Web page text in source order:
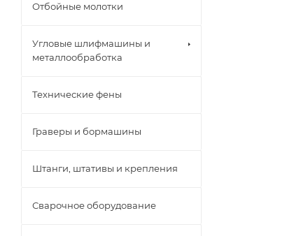
Отбойные молотки
Угловые шлифмашины и
металлообработка
Технические фены
Граверы и бормашины
Штанги, штативы и крепления
Сварочное оборудование